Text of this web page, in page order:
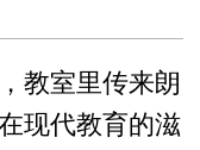
室里传来朗
现代教育的滋